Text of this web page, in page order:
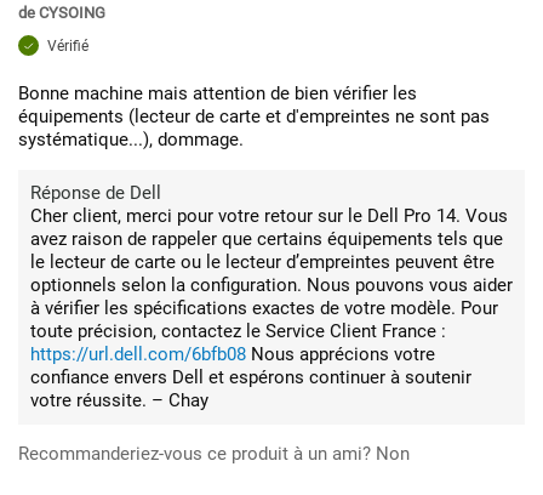
de CYSOING
Vérifié
Bonne machine mais attention de bien vérifier les
équipements (lecteur de carte et d'empreintes ne sont pas
systématique...), dommage.
Réponse de Dell
Cher client, merci pour votre retour sur le Dell Pro 14. Vous
avez raison de rappeler que certains équipements tels que
le lecteur de carte ou le lecteur d’empreintes peuvent être
optionnels selon la configuration. Nous pouvons vous aider
à vérifier les spécifications exactes de votre modèle. Pour
toute précision, contactez le Service Client France :
https://url.dell.com/6bfb08 Nous apprécions votre
confiance envers Dell et espérons continuer à soutenir
votre réussite. – Chay
Recommanderiez-vous ce produit à un ami? Non